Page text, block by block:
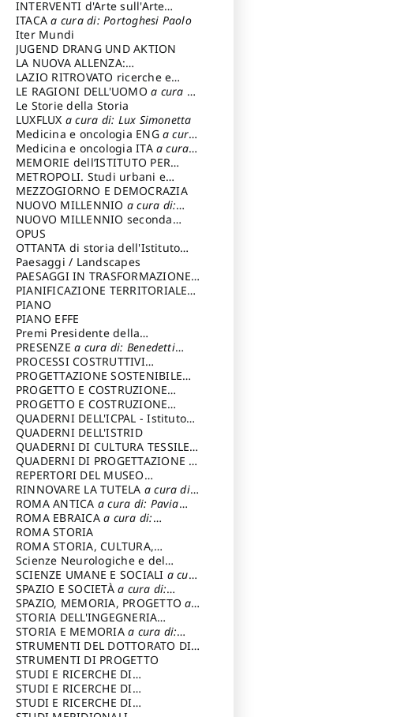
INTERVENTI d'Arte sull'Arte
dedicata alla cultura della
conservazione d’arte
Fondazione Paola Droghetti onlus
ITACAa cura di: Portoghesi Paolo
Iter Mundi
JUGEND DRANG UND AKTION
LA NUOVA ALLENZA:
ARCHITETTURA & AMBIENTE
LAZIO RITROVATO ricerche e
restauri
LE RAGIONI DELL'UOMOa cura di:
Lombardi Satriani Luigi
Le Storie della Storia
LUXFLUX a cura di: Lux Simonetta
Medicina e oncologia ENG a cura
di: Lopez Massimo
Medicina e oncologia ITA a cura
di: Lopez Massimo
MEMORIE dell’ISTITUTO PER
STORIA DEL RISORGIMENTO
METROPOLI. Studi urbani e
regionali
MEZZOGIORNO E DEMOCRAZIA
NUOVO MILLENNIO a cura di:
Capaldo Pellegrino
NUOVO MILLENNIO seconda
serie
Francesco
OPUS
OTTANTA di storia dell'Istituto
storia dell’Istitutoa cura di:
Cavalieri Patrizia
Paesaggi / Landscapes
PAESAGGI IN TRASFORMAZIONEa
cura di: Corti Enrico A.
PIANIFICAZIONE TERRITORIALE
URBANISTICA ED AMBIENTALE
cura di: Costa Enrico
PIANO
PIANO EFFE
Premi Presidente della
Repubblica
PRESENZEa cura di: Benedetti
Sandro
PROCESSI COSTRUTTIVI
DELL'ARCHITETTURAa cura di:
Ippoliti Alessandro
PROGETTAZIONE SOSTENIBILE
PARTECIPATA
PROGETTO E COSTRUZIONE
DELL’ARCHITETTURA
PROGETTO E COSTRUZIONE
SOSTENIBILE
QUADERNI DELL'ICPAL - Istituto
centrale per il restauro e la
conservazione del patrimonio
archivistico e librario
QUADERNI DELL'ISTRID
QUADERNI DI CULTURA TESSILEa
cura di: Crispolti Livia
QUADERNI DI PROGETTAZIONE a
cura di: Giura Longo Tommaso
REPERTORI DEL MUSEO
CENTRALE DEL RISORGIMENTOa
cura di: Pizzo Marco
RINNOVARE LA TUTELA a cura di:
Cicalò Enrico
ROMA ANTICA a cura di: Pavia
Carlo
ROMA EBRAICAa cura di:
Procaccia Claudio
ROMA STORIA
ROMA STORIA, CULTURA,
IMMAGINEa cura di: Fagiolo
Marcello
Scienze Neurologiche e del
Comportamento
SCIENZE UMANE E SOCIALI a cura
di: Iannizzi Salvatore
SPAZIO E SOCIETÀa cura di:
Cassetti Roberto
SPAZIO, MEMORIA, PROGETTOa
cura di: Rossi Massimo
STORIA DELL'INGEGNERIA
STRUTTURALE IN ITALIAa cura di:
Poretti Sergio
STORIA E MEMORIAa cura di:
Rossi Lauro
STRUMENTI DEL DOTTORATO DI
RICERCA IN RILIEVO E
RAPPRESENTAZIONE
DELL’ARCHITETTURA E
DELL’AMBIENTEa cura di: Migliari
STRUMENTI DI PROGETTO
STUDI E RICERCHE DI
ARCHEOLOGIA IN SICILIA
di: Pelagatti Paola
STUDI E RICERCHE DI
ARCHITETTURA del Dipartimento
STUDI E RICERCHE DI